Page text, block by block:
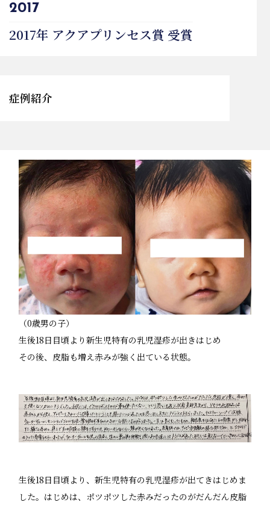
2017
2017年 アクアプリンセス賞 受賞
症例紹介
（0歳男の子）
生後18日目頃より新生児特有の乳児湿疹が出きはじめ
その後、皮脂も増え赤みが強く出ている状態。
生後18日目頃より、新生児特有の乳児湿疹が出てきはじめま
した。はじめは、ポツポツした赤みだったのがだんだん皮脂